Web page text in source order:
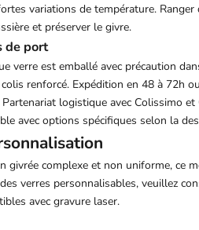
variations de température.
et préserver le givre.
de port
verre est emballé avec précaution
renforcé. Expédition en 48 à 72h
logistique avec Colissimo
avec options spécifiques selon la
givrée complexe et non uniforme, ce
verres personnalisables, veuillez
avec gravure laser.